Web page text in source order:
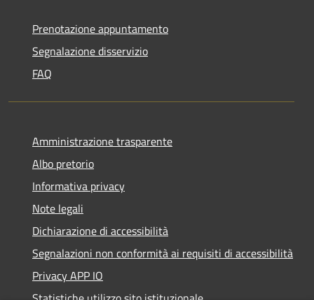
Prenotazione appuntamento
Segnalazione disservizio
FAQ
Amministrazione trasparente
Albo pretorio
Informativa privacy
Note legali
Dichiarazione di accessibilità
Segnalazioni non conformità ai requisiti di accessibilità
Privacy APP IO